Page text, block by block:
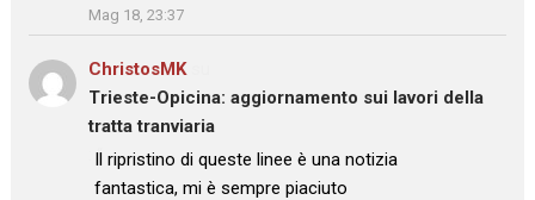
Mag 18, 23:37
ChristosMKsu
Trieste-Opicina: aggiornamento sui lavori della
tratta tranviaria
: “
Il ripristino di queste linee è una notizia
fantastica, mi è sempre piaciuto